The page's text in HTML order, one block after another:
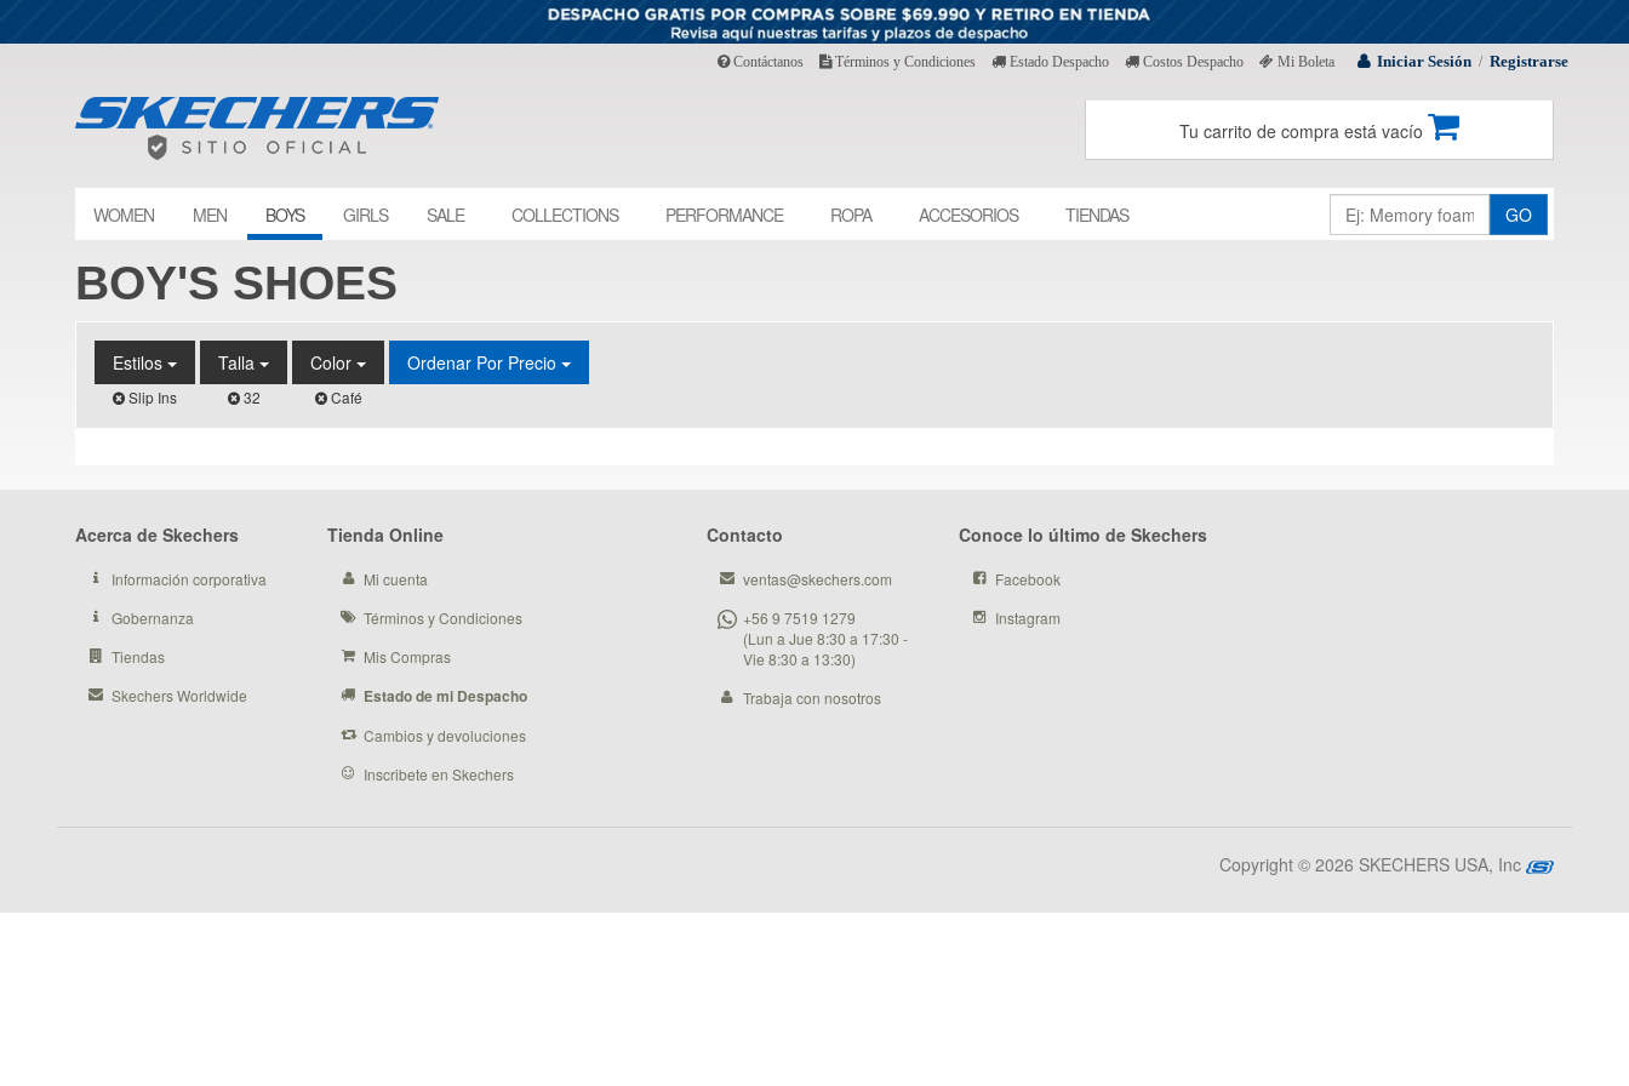
Iniciar Sesión / Registrarse
Contáctanos Términos y Condiciones Estado Despacho Costos Despacho Mi Boleta
Tu carrito de compra está vacío
WOMEN MEN BOYS GIRLS SALE COLLECTIONS PERFORMANCE ROPA ACCESORIOS TIENDAS GO
BOY'S SHOES
Estilos
Slip Ins
Talla
32
Color
Café
Ordenar Por Precio
Acerca de Skechers
Información corporativa
Gobernanza
Tiendas
Skechers Worldwide
Tienda Online
Mi cuenta
Términos y Condiciones
Mis Compras
Estado de mi Despacho
Cambios y devoluciones
Inscribete en Skechers
Contacto
ventas@skechers.com
+56 9 7519 1279
(Lun a Jue 8:30 a 17:30 -
Vie 8:30 a 13:30)
Trabaja con nosotros
Conoce lo último de Skechers
Facebook
Instagram
Copyright © 2026 SKECHERS USA, Inc